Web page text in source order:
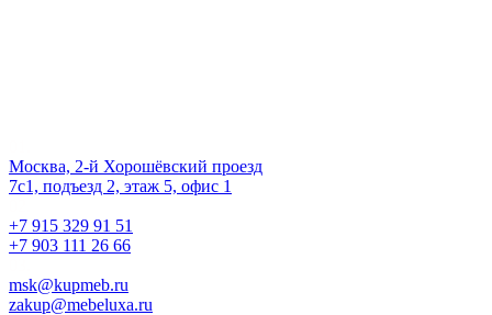
Москва, 2-й Хорошёвский проезд
7с1, подъезд 2, этаж 5, офис 1
+7 915 329 91 51
+7 903 111 26 66
msk@kupmeb.ru
zakup@mebeluxa.ru